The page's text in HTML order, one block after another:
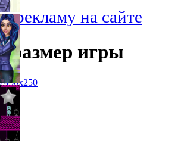
рекламу на сайте
размер игры
450x250